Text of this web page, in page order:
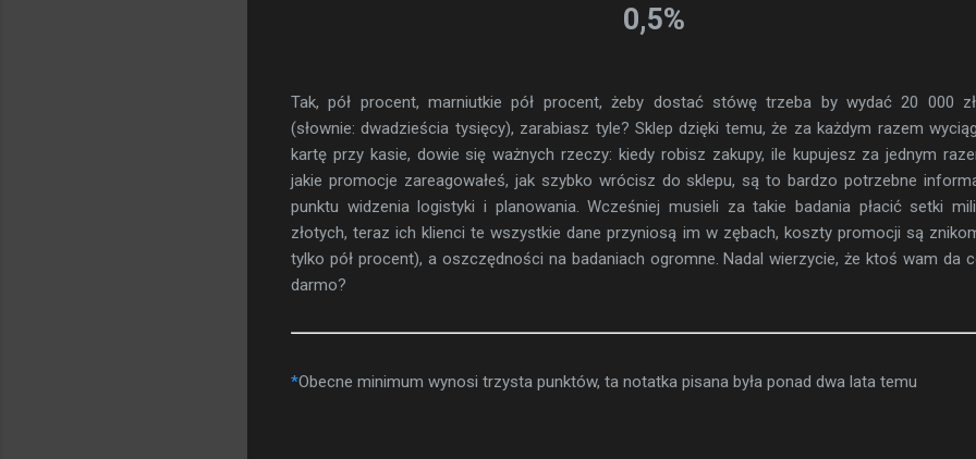
0,5%
Tak, pół procent, marniutkie pół procent, żeby dostać stówę trzeba by wydać 20 000
(słownie: dwadzieścia tysięcy), zarabiasz tyle? Sklep dzięki temu, że za każdym razem
kartę przy kasie, dowie się ważnych rzeczy: kiedy robisz zakupy, ile kupujesz za jednym
jakie promocje zareagowałeś, jak szybko wrócisz do sklepu, są to bardzo potrzebne
punktu widzenia logistyki i planowania. Wcześniej musieli za takie badania płacić setki
złotych, teraz ich klienci te wszystkie dane przyniosą im w zębach, koszty promocji są
tylko pół procent), a oszczędności na badaniach ogromne. Nadal wierzycie, że ktoś wam da
darmo?
*Obecne minimum wynosi trzysta punktów, ta notatka pisana była ponad dwa lata temu